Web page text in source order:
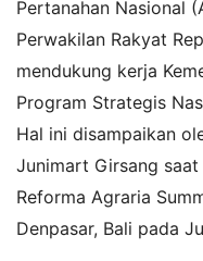
Pertanahan Nasional
Perwakilan Rakyat
mendukung kerja
Program Strategis
Hal ini disampaikan
Junimart Girsang saat
Reforma Agraria
Denpasar, Bali pada